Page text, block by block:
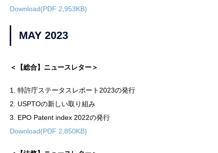
Download(PDF 2,953KB)
MAY 2023
＜【総合】ニュースレター＞
1. 特許庁ステータスレポート2023の発行
2. USPTOの新しい取り組み
3. EPO Patent index 2022の発行
Download(PDF 2,850KB)